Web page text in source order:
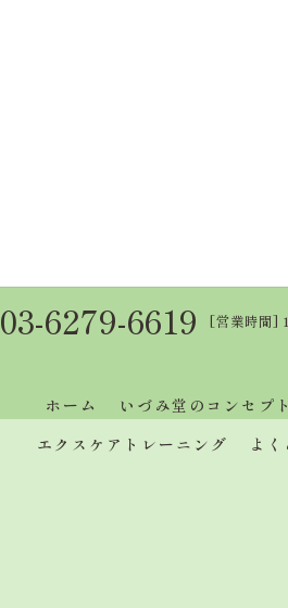
03-6279-6619 [営業時間]
ホーム いづみ堂のコンセプト
エクスケアトレーニング
よ